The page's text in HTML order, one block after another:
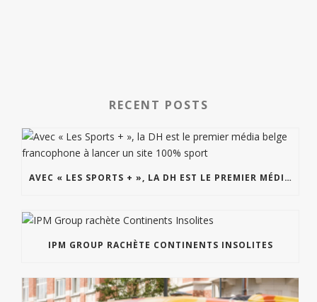
RECENT POSTS
AVEC « LES SPORTS + », LA DH EST LE PREMIER MÉDIA BELGE FRANCOPHONE À LANCER UN SITE 100% SPORT
IPM GROUP RACHÈTE CONTINENTS INSOLITES